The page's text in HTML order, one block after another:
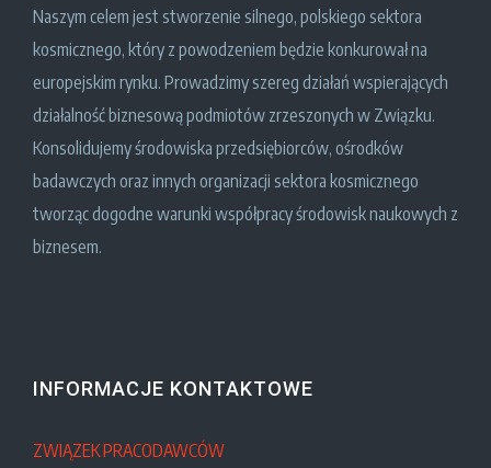
Naszym celem jest stworzenie silnego, polskiego sektora
kosmicznego, który z powodzeniem będzie konkurował na
europejskim rynku. Prowadzimy szereg działań wspierających
działalność biznesową podmiotów zrzeszonych w Związku.
Konsolidujemy środowiska przedsiębiorców, ośrodków
badawczych oraz innych organizacji sektora kosmicznego
tworząc dogodne warunki współpracy środowisk naukowych z
biznesem.
INFORMACJE KONTAKTOWE
ZWIĄZEK PRACODAWCÓW